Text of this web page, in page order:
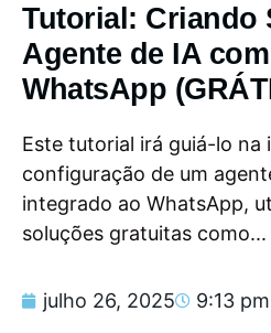
Tutorial: Criando
Agente de IA
WhatsApp
Este tutorial irá guiá-lo na
configuração de um
integrado ao WhatsApp,
soluções gratuitas como...
julho 26, 2025 9:13 pm